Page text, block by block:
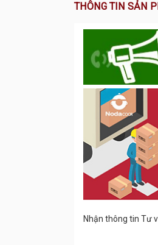
THÔNG TIN SẢN
Nhận thông tin Tư